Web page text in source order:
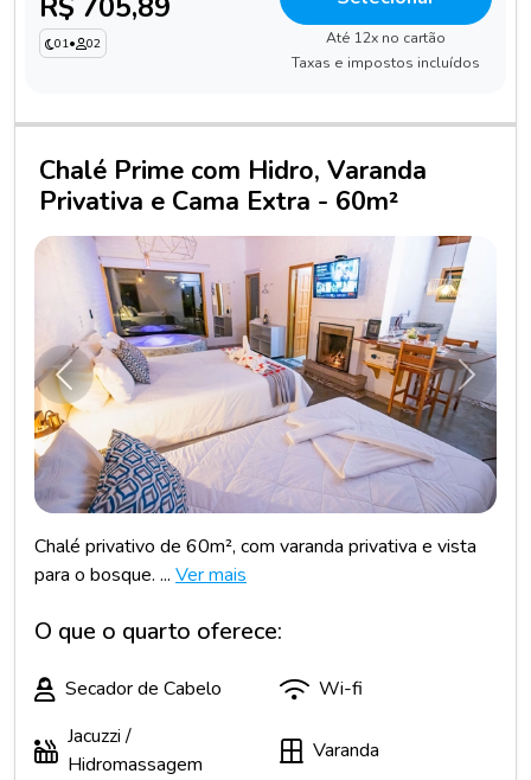
01• 02
Até 12x no cartão
Taxas e impostos incluídos
Chalé Prime com Hidro, Varanda
Privativa e Cama Extra - 60m²
Anterior
Chalé privativo de 60m², com varanda privativa e vista
para o bosque. ... Ver mais
O que o quarto oferece:
Secador de Cabelo
Wi-fi
Jacuzzi /
Hidromassagem
Varanda